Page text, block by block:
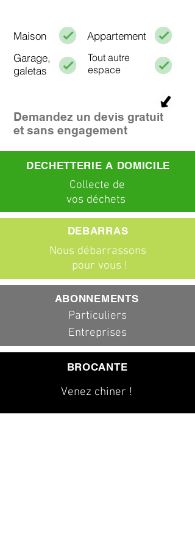
Maison
Appartement
Garage,
galetas
Tout autre
espace
Demandez un devis gratuit
et sans engagement
DECHETTERIE A DOMICILE
Collecte de
vos déchets
Nous débarrassons
pour vous !
DEBARRAS
ABONNEMENTS
Particuliers
Entreprises
BROCANTE
Venez chiner !